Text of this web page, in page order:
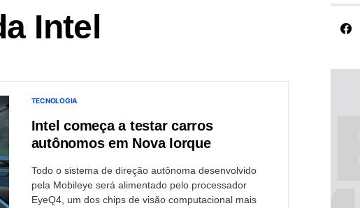
Intel
TECNOLOGIA
Intel começa a testar carros
autônomos em Nova Iorque
Todo o sistema de direção autônoma desenvolvido
pela Mobileye será alimentado pelo processador
EyeQ4, um dos chips de visão computacional mais